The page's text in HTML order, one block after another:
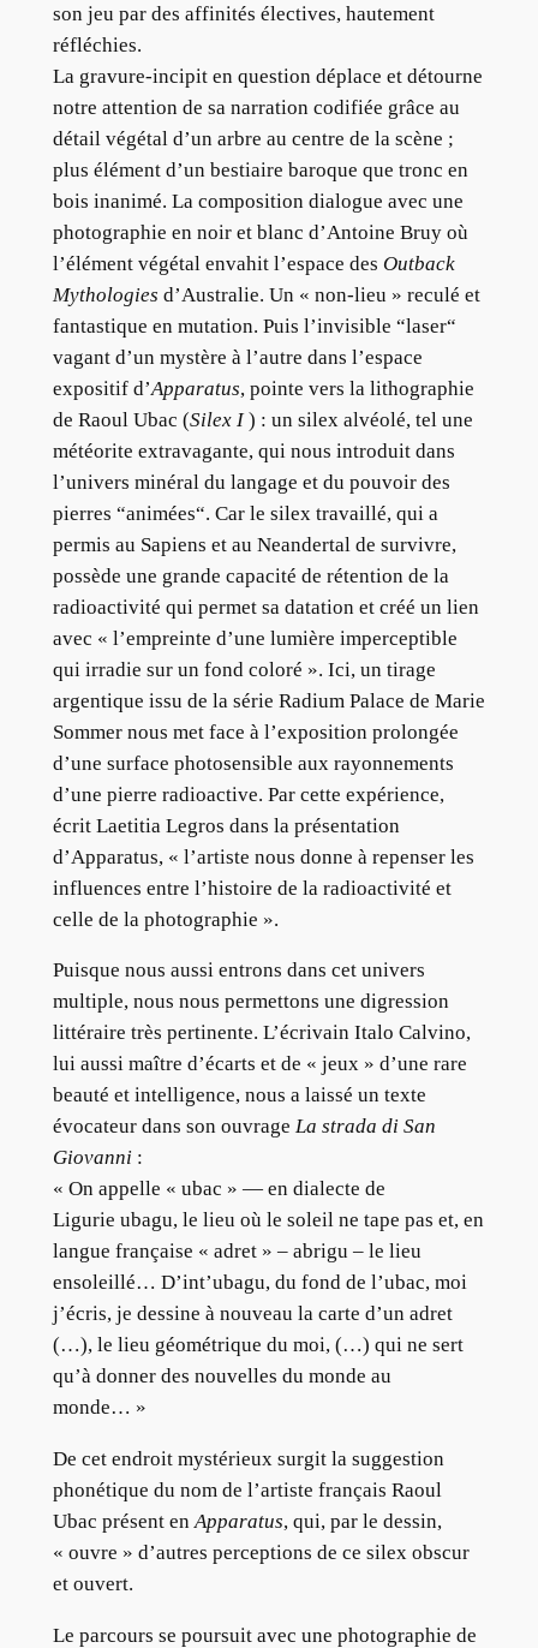
son jeu par des affinités électives, hautement
réfléchies.
La gravure-incipit en question déplace et détourne
notre attention de sa narration codifiée grâce au
détail végétal d’un arbre au centre de la scène ;
plus élément d’un bestiaire baroque que tronc en
bois inanimé. La composition dialogue avec une
photographie en noir et blanc d’Antoine Bruy où
l’élément végétal envahit l’espace des Outback
Mythologies d’Australie. Un « non-lieu » reculé et
fantastique en mutation. Puis l’invisible “laser“
vagant d’un mystère à l’autre dans l’espace
expositif d’Apparatus, pointe vers la lithographie
de Raoul Ubac (Silex I) : un silex alvéolé, tel une
météorite extravagante, qui nous introduit dans
l’univers minéral du langage et du pouvoir des
pierres “animées“. Car le silex travaillé, qui a
permis au Sapiens et au Neandertal de survivre,
possède une grande capacité de rétention de la
radioactivité qui permet sa datation et créé un lien
avec « l’empreinte d’une lumière imperceptible
qui irradie sur un fond coloré ». Ici, un tirage
argentique issu de la série Radium Palace de Marie
Sommer nous met face à l’exposition prolongée
d’une surface photosensible aux rayonnements
d’une pierre radioactive. Par cette expérience,
écrit Laetitia Legros dans la présentation
d’Apparatus, « l’artiste nous donne à repenser les
influences entre l’histoire de la radioactivité et
celle de la photographie ».
Puisque nous aussi entrons dans cet univers
multiple, nous nous permettons une digression
littéraire très pertinente. L’écrivain Italo Calvino,
lui aussi maître d’écarts et de « jeux » d’une rare
beauté et intelligence, nous a laissé un texte
évocateur dans son ouvrage La strada di San
Giovanni :
« On appelle « ubac » — en dialecte de
Ligurie ubagu, le lieu où le soleil ne tape pas et, en
langue française « adret » – abrigu – le lieu
ensoleillé… D’int’ubagu, du fond de l’ubac, moi
j’écris, je dessine à nouveau la carte d’un adret
(…), le lieu géométrique du moi, (…) qui ne sert
qu’à donner des nouvelles du monde au
monde… »
De cet endroit mystérieux surgit la suggestion
phonétique du nom de l’artiste français Raoul
Ubac présent enApparatus, qui, par le dessin,
« ouvre » d’autres perceptions de ce silex obscur
et ouvert.
Le parcours se poursuit avec une photographie de